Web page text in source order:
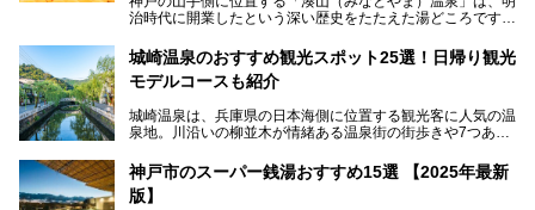
治時代に開業したという深い歴史をたたえた湯どころです。
っぱいに浮かぶアヒルちゃん。さらに、ゆったりくつろげて
コワーキングも可能な休憩スペースも人気に。斬新な企画や
設備で人々をアッと驚かせる湊山温泉の魅力をリポートしま
城崎温泉のおすすめ観光スポット25選！日帰り観光
モデルコースも紹介
城崎温泉は、兵庫県の日本海側に位置する観光客に人気の温
泉地。川沿いの柳並木が情緒ある温泉街の街歩きや7つある
られています。鉄道の駅から温泉街が近く、歩いて回るのに
ちょうどよい規模で、日帰りでの訪問にもおすすめです。
神戸市のスーパー銭湯おすすめ15選 【2025年最新
版】